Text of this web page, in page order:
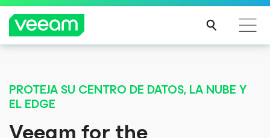
actualización de contenido de CrowdStrike
MÁS
RMA
Veeam’s Microsoft
PROTEJA SU CENTRO DE DATOS, LA NUBE Y
EL EDGE